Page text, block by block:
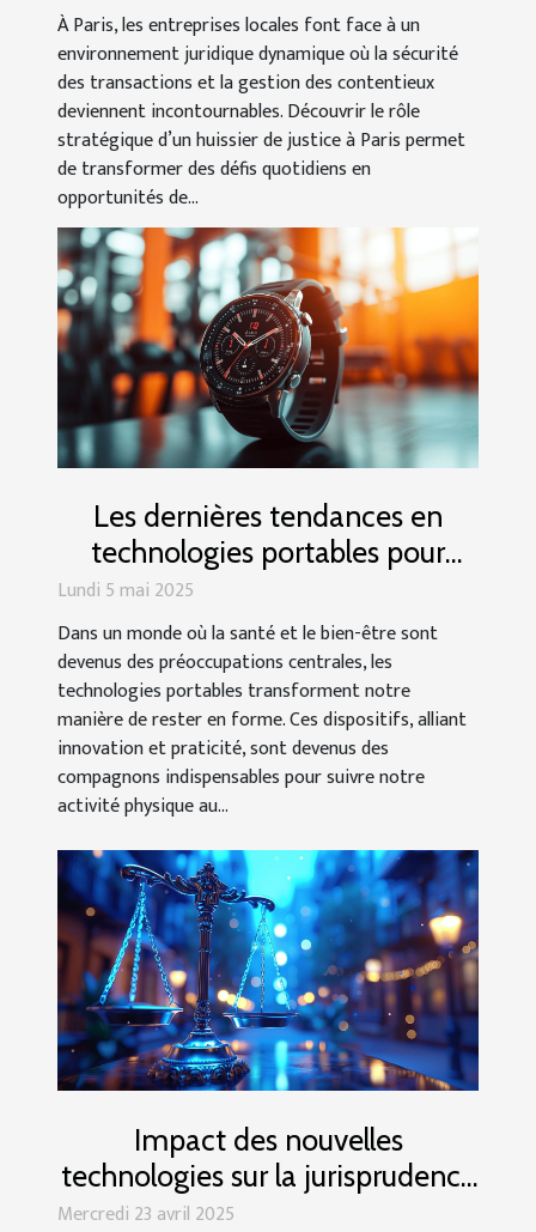
À Paris, les entreprises locales font face à un
environnement juridique dynamique où la sécurité
des transactions et la gestion des contentieux
deviennent incontournables. Découvrir le rôle
stratégique d’un huissier de justice à Paris permet
de transformer des défis quotidiens en
opportunités de...
Les dernières tendances en
technologies portables pour
rester en forme
Lundi 5 mai 2025
Dans un monde où la santé et le bien-être sont
devenus des préoccupations centrales, les
technologies portables transforment notre
manière de rester en forme. Ces dispositifs, alliant
innovation et praticité, sont devenus des
compagnons indispensables pour suivre notre
activité physique au...
Impact des nouvelles
technologies sur la jurisprudence
française
Mercredi 23 avril 2025